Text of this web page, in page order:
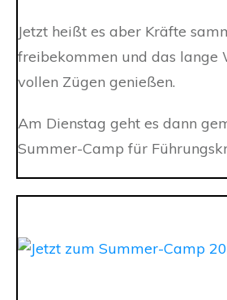
Jetzt heißt es aber Kräfte
freibekommen und das lange
vollen Zügen genießen.
Am Dienstag geht es dann
Summer-Camp für